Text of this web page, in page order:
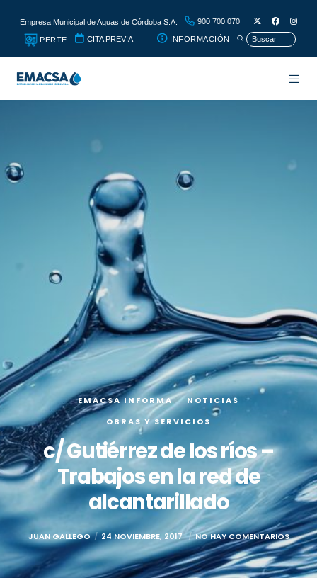
Empresa Municipal de Aguas de Córdoba S.A. 900 700 070
PERTE CITA PREVIA INFORMACIÓN
EMACSA INFORMA
NOTICIAS
OBRAS Y SERVICIOS
c/ Gutiérrez de los ríos –
Trabajos en la red de
alcantarillado
JUAN GALLEGO 24 NOVIEMBRE, 2017 NO HAY COMENTARIOS